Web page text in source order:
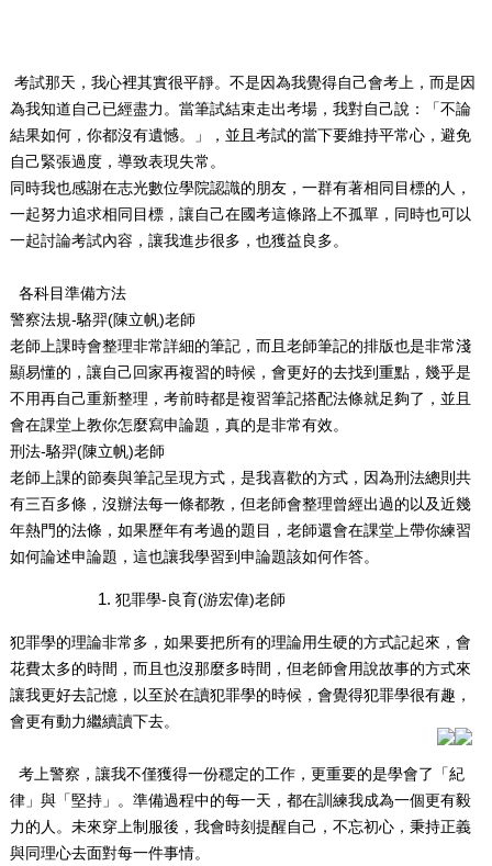
考試那天，我心裡其實很平靜。不是因為我覺得自己會考上，而是因
為我知道自己已經盡力。當筆試結束走出考場，我對自己說：「不論
結果如何，你都沒有遺憾。」，並且考試的當下要維持平常心，避免
自己緊張過度，導致表現失常。
同時我也感謝在志光數位學院認識的朋友，一群有著相同目標的人，
一起努力追求相同目標，讓自己在國考這條路上不孤單，同時也可以
一起討論考試內容，讓我進步很多，也獲益良多。
各科目準備方法
警察法規-駱羿(陳立帆)老師
老師上課時會整理非常詳細的筆記，而且老師筆記的排版也是非常淺
顯易懂的，讓自己回家再複習的時候，會更好的去找到重點，幾乎是
不用再自己重新整理，考前時都是複習筆記搭配法條就足夠了，並且
會在課堂上教你怎麼寫申論題，真的是非常有效。
刑法-駱羿(陳立帆)老師
老師上課的節奏與筆記呈現方式，是我喜歡的方式，因為刑法總則共
有三百多條，沒辦法每一條都教，但老師會整理曾經出過的以及近幾
年熱門的法條，如果歷年有考過的題目，老師還會在課堂上帶你練習
如何論述申論題，這也讓我學習到申論題該如何作答。
犯罪學-良育(游宏偉)老師
犯罪學的理論非常多，如果要把所有的理論用生硬的方式記起來，會
花費太多的時間，而且也沒那麼多時間，但老師會用說故事的方式來
讓我更好去記憶，以至於在讀犯罪學的時候，會覺得犯罪學很有趣，
會更有動力繼續讀下去。
考上警察，讓我不僅獲得一份穩定的工作，更重要的是學會了「紀
律」與「堅持」。準備過程中的每一天，都在訓練我成為一個更有毅
力的人。未來穿上制服後，我會時刻提醒自己，不忘初心，秉持正義
與同理心去面對每一件事情。